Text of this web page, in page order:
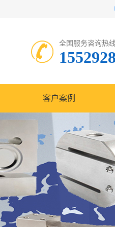
全国服务咨询热
客户案例